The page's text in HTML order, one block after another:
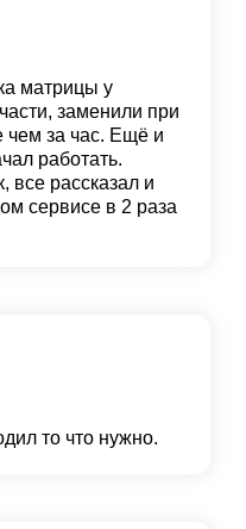
матрицы у
заменили при
чем за час. Ещё и
работать.
все рассказал и
сервисе в 2 раза
то что нужно.